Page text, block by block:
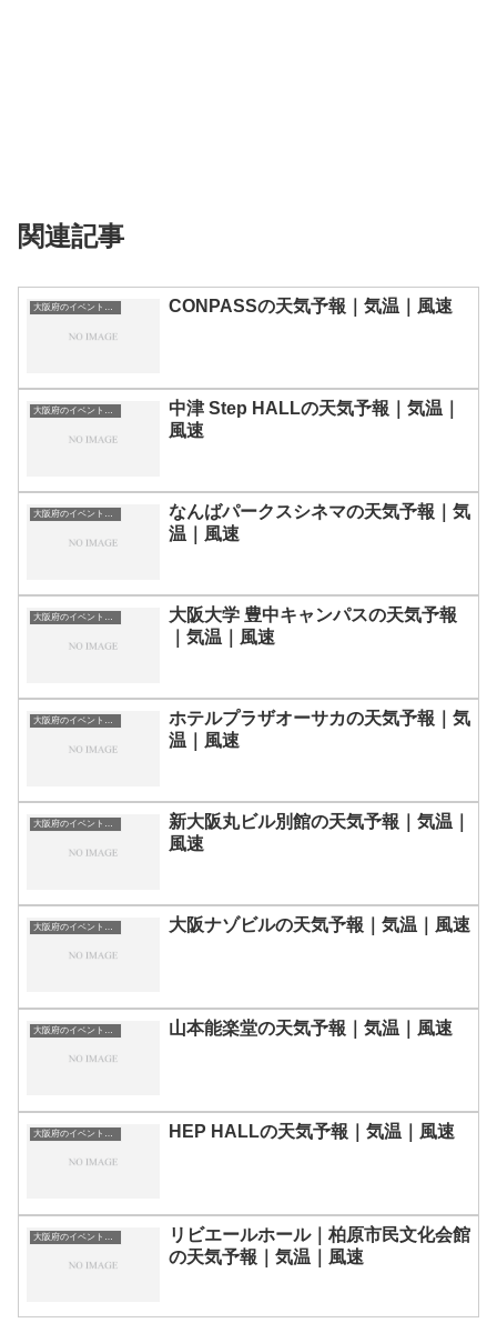
関連記事
大阪府のイベント会場一覧 CONPASSの天気予報｜気温｜風速
大阪府のイベント会場一覧
中津 Step HALLの天気予報｜気温｜
風速
大阪府のイベント会場一覧
なんばパークスシネマの天気予報｜気
温｜風速
大阪府のイベント会場一覧
大阪大学 豊中キャンパスの天気予報
｜気温｜風速
大阪府のイベント会場一覧
ホテルプラザオーサカの天気予報｜気
温｜風速
大阪府のイベント会場一覧
新大阪丸ビル別館の天気予報｜気温｜
風速
大阪府のイベント会場一覧 大阪ナゾビルの天気予報｜気温｜風速
山本能楽堂の天気予報｜気温｜風速
HEP HALLの天気予報｜気温｜風速
リビエールホール｜柏原市民文化会館
の天気予報｜気温｜風速